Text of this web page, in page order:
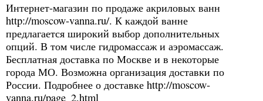
Интернет-магазин по продаже акриловых ванн
http://moscow-vanna.ru/. К каждой ванне
предлагается широкий выбор дополнительных
опций. В том числе гидромассаж и аэромассаж.
Бесплатная доставка по Москве и в некоторые
города МО. Возможна организация доставки по
России. Подробнее о доставке http://moscow-
vanna.ru/page_2.html